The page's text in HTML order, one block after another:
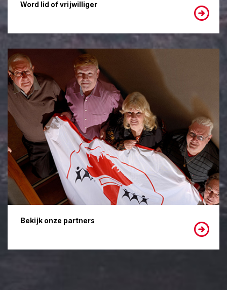
Word lid of vrijwilliger
Bekijk onze partners